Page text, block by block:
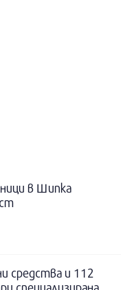
в Шипка
средства и 112